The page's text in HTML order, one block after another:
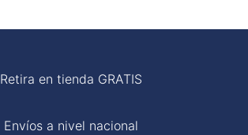
Retira en tienda GRATIS
Envíos a nivel nacional